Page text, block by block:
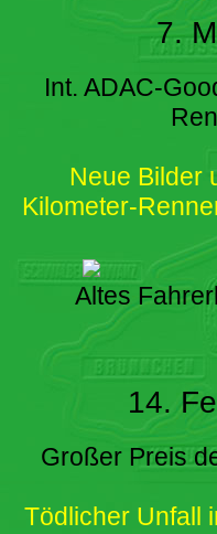
7.
Int. ADAC-
Neue Bilder
Kilometer-
Altes
14.
Großer Preis
Tödlicher Unfall